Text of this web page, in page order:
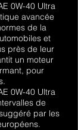
0W-40 Ultra
avancée
de la
et
près de leur
un moteur
pour
0W-40 Ultra
de
par les